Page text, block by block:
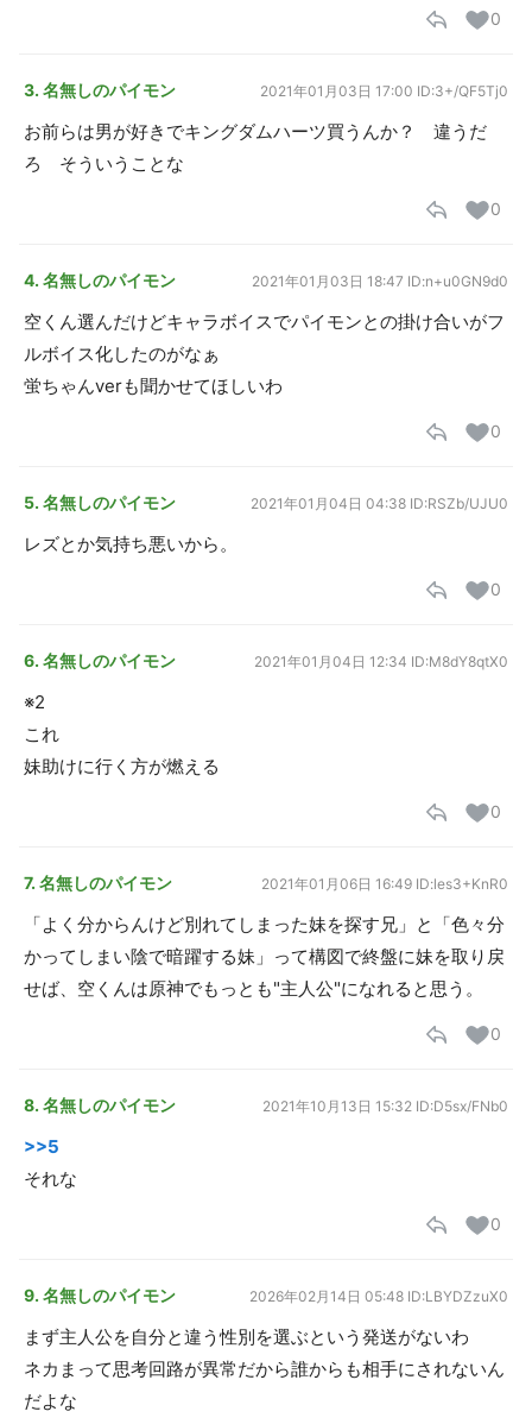
0
3. 名無しのパイモン 2021年01月03日 17:00 ID:3+/QF5Tj0
お前らは男が好きでキングダムハーツ買うんか？ 違うだ
ろ そういうことな
0
4. 名無しのパイモン 2021年01月03日 18:47 ID:n+u0GN9d0
空くん選んだけどキャラボイスでパイモンとの掛け合いがフ
ルボイス化したのがなぁ
蛍ちゃんverも聞かせてほしいわ
0
5. 名無しのパイモン 2021年01月04日 04:38 ID:RSZb/UJU0
レズとか気持ち悪いから。
0
6. 名無しのパイモン 2021年01月04日 12:34 ID:M8dY8qtX0
※2
これ
妹助けに行く方が燃える
0
7. 名無しのパイモン 2021年01月06日 16:49 ID:les3+KnR0
「よく分からんけど別れてしまった妹を探す兄」と「色々分
かってしまい陰で暗躍する妹」って構図で終盤に妹を取り戻
せば、空くんは原神でもっとも"主人公"になれると思う。
0
8. 名無しのパイモン 2021年10月13日 15:32 ID:D5sx/FNb0
>>5
それな
0
9. 名無しのパイモン 2026年02月14日 05:48 ID:LBYDZzuX0
まず主人公を自分と違う性別を選ぶという発送がないわ
ネカまって思考回路が異常だから誰からも相手にされないん
だよな